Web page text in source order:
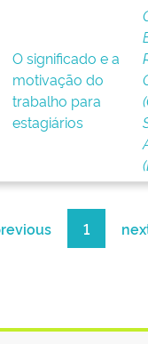
O significado e a
motivação do
trabalho para
estagiários
1